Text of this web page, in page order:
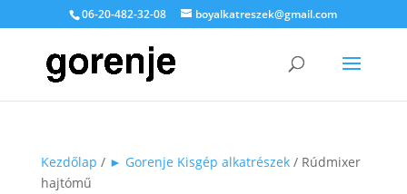
06-20-482-32-08 boyalkatreszek@gmail.com
Kezdőlap / ► Gorenje Kisgép alkatrészek/ Rúdmixer
hajtómű